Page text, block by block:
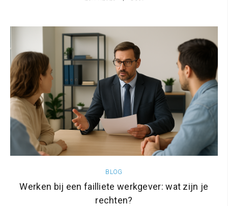
BLOG
Werken bij een failliete werkgever: wat zijn je
rechten?